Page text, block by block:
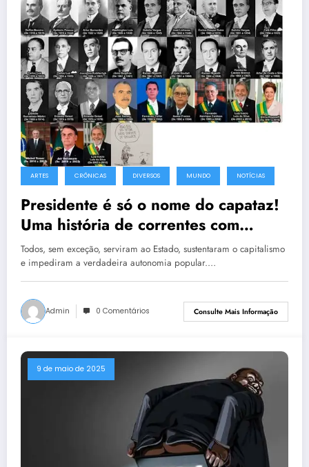
ARTES CRÔNICAS DIVERSOS MUNDO NOTÍCIAS
Presidente é só o nome do capataz!
Uma história de correntes com
ternos e fardas! Contra Tronos e
Grades: Um grito ecoa pela real
Liberdade!
Todos, sem exceção, serviram ao Estado, sustentaram o capitalismo
e impediram a verdadeira autonomia popular.…
Admin 0 Comentários Consulte Mais Informação
9 de maio de 2025